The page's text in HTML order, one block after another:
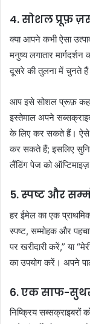
4. सोशल प्रूफ़
क्या आपने कभी ऐसा
मनुष्य लगातार
दूसरे की तुलना में चुनते हैं
आप इसे सोशल प्रूफ़ कहते
इस्तेमाल अपने
के लिए कर सकते हैं।
कर सकते हैं; इसलिए
लैंडिंग पेज को
5. स्पष्ट और
हर ईमेल का एक
स्पष्ट, सम्मोहक और
पर खरीदारी करें,” या
का उपयोग करें। अपने
6. एक साफ-
निष्क्रिय